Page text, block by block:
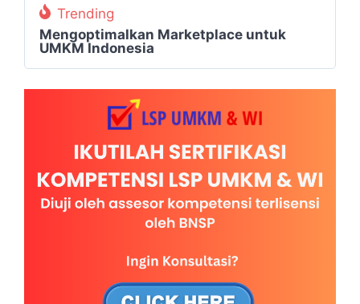
Trending
Mengoptimalkan Marketplace untuk
UMKM Indonesia